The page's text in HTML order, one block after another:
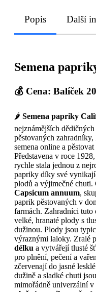
Popis Další
Semena
💰 Cena: Balíček
🌶️ Semena papriky
nejznámějších
pěstovaných
semena online a
Představena v roce
rychle stala jednou z
papriky díky své
plodů a výjimečné
Capsicum annuum,
paprik pěstovaných v
farmách. Zahradníci
velké, hranaté plody s
dužinou. Plody jsou
výraznými laloky. Zralé
délku a vytvářejí tlusté
pro plnění, pečení a
zčervenají do jasné
dužině a sladké chuti
mimořádně univerzální